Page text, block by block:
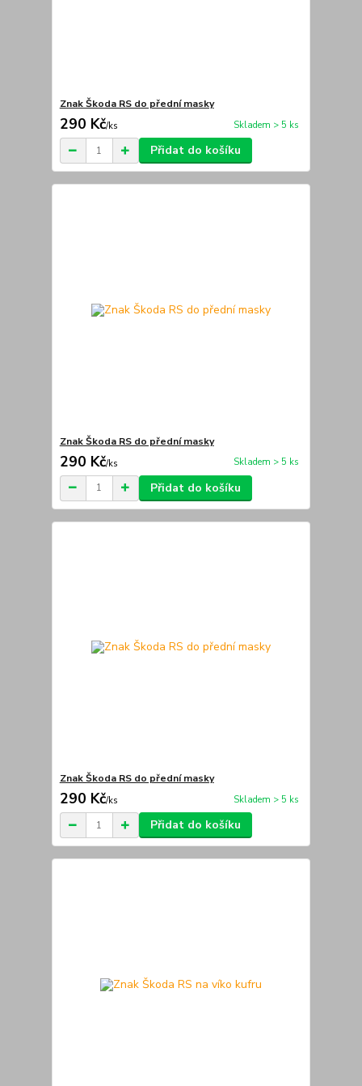
Znak Škoda RS do přední masky
290 Kč/ks Skladem > 5 ks
Přidat do košíku
Znak Škoda RS do přední masky
290 Kč/ks Skladem > 5 ks
Přidat do košíku
Znak Škoda RS do přední masky
290 Kč/ks Skladem > 5 ks
Přidat do košíku